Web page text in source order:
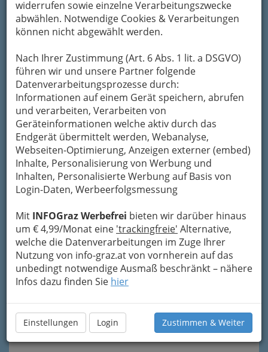
widerrufen sowie einzelne Verarbeitungszwecke
abwählen. Notwendige Cookies & Verarbeitungen
können nicht abgewählt werden.
Nach Ihrer Zustimmung (Art. 6 Abs. 1 lit. a DSGVO)
führen wir und unsere Partner folgende
Datenverarbeitungsprozesse durch:
Informationen auf einem Gerät speichern, abrufen
und verarbeiten, Verarbeiten von
Geräteinformationen welche aktiv durch das
Endgerät übermittelt werden, Webanalyse,
Webseiten-Optimierung, Anzeigen externer (embed)
Inhalte, Personalisierung von Werbung und
Inhalten, Personalisierte Werbung auf Basis von
Login-Daten, Werbeerfolgsmessung
Mit INFOGraz Werbefrei bieten wir darüber hinaus
um € 4,99/Monat eine 'trackingfreie' Alternative,
welche die Datenverarbeitungen im Zuge Ihrer
Nutzung von info-graz.at von vornherein auf das
unbedingt notwendige Ausmaß beschränkt – nähere
Infos dazu finden Sie hier
Einstellungen Login Zustimmen & Weiter
Für das Engagement der Brücke-Mitarbeiter und die
Atmosphäre, die sie dem Publikum und ihren
‚Schützlingen‘ entstehen lassen, kann kein
Trommelwirbel laut genug sein!
Eventfotos, Veranstaltungsbilder aus
der Brücke:
Erinnerung für die einen und die anderen
versuchen das nächste Mal ein schönes Motiv
deren Bilder zu werden. Feiern oder Kultur
genießen - hier kann man beides optimal.
Nach deneinzelnen Alben(jeweils eine
Veranstaltung) gibt es noch mehr Informationen
zu dieser speziellen und begehrten Location.
Bilder aus dem Garten
Diese können Sie auch direkt über das „Info-
Icon“
rechts oben erreichen.